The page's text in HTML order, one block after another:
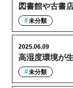
図書館や古書
未分類
高湿度環境が
2025.06.09
未分類